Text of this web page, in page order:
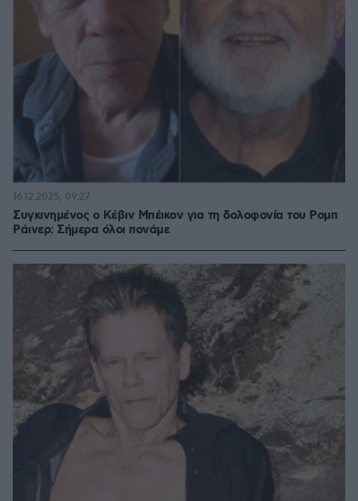
Συγκινημένος ο Κέβιν Μπέικον για τη δολοφονία του Ρομπ
Ράινερ: Σήμερα όλοι πονάμε
16.12.2025, 09:27